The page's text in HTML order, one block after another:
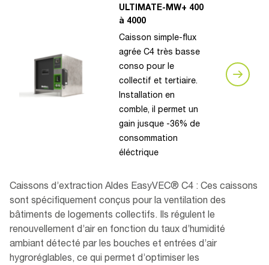
ULTIMATE-MW+ 400
à 4000
Caisson simple-flux
agrée C4 très basse
conso pour le
collectif et tertiaire.
Installation en
comble, il permet un
gain jusque -36% de
consommation
éléctrique
Caissons d’extraction Aldes EasyVEC® C4 : Ces caissons
sont spécifiquement conçus pour la ventilation des
bâtiments de logements collectifs. Ils régulent le
renouvellement d’air en fonction du taux d’humidité
ambiant détecté par les bouches et entrées d’air
hygroréglables, ce qui permet d’optimiser les